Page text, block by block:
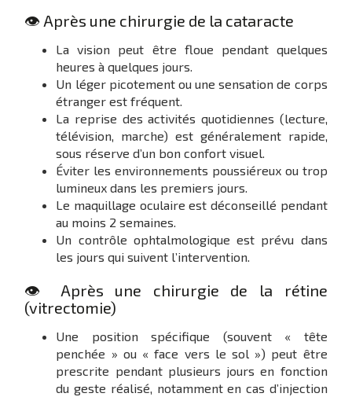
👁️ Après une chirurgie de la cataracte
La vision peut être floue pendant quelques
heures à quelques jours.
Un léger picotement ou une sensation de corps
étranger est fréquent.
La reprise des activités quotidiennes (lecture,
télévision, marche) est généralement rapide,
sous réserve d’un bon confort visuel.
Éviter les environnements poussiéreux ou trop
lumineux dans les premiers jours.
Le maquillage oculaire est déconseillé pendant
au moins 2 semaines.
Un contrôle ophtalmologique est prévu dans
les jours qui suivent l’intervention.
👁️ Après une chirurgie de la rétine
(vitrectomie)
Une position spécifique (souvent « tête
penchée » ou « face vers le sol ») peut être
prescrite pendant plusieurs jours en fonction
du geste réalisé, notamment en cas d’injection